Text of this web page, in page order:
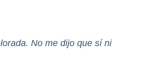
No me dijo que sí ni